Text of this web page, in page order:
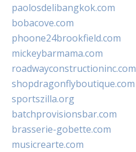
paolosdelibangkok.com
bobacove.com
phoone24brookfield.com
mickeybarmama.com
roadwayconstructioninc.com
shopdragonflyboutique.com
sportszilla.org
batchprovisionsbar.com
brasserie-gobette.com
musicrearte.com